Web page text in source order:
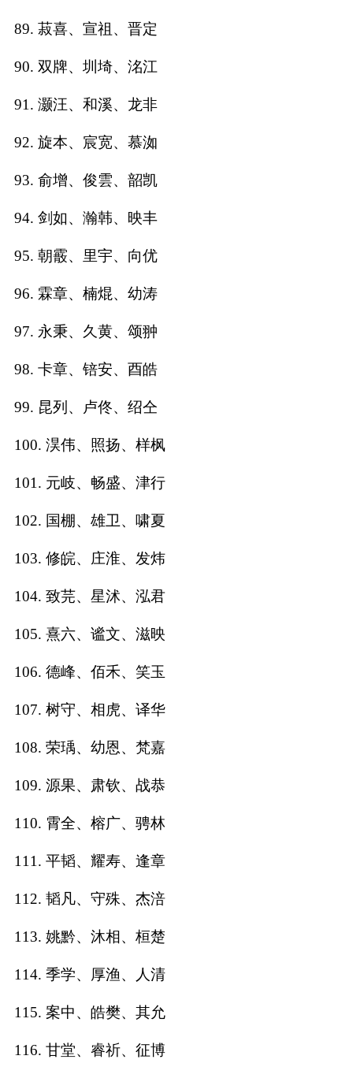
89. 菽喜、宣祖、晋定
90. 双牌、圳埼、洺江
91. 灏汪、和溪、龙非
92. 旋本、宸宽、慕洳
93. 俞增、俊雲、韶凯
94. 剑如、瀚韩、映丰
95. 朝霰、里宇、向优
96. 霖章、楠焜、幼涛
97. 永秉、久黄、颂翀
98. 卡章、锫安、酉皓
99. 昆列、卢佟、绍仝
100. 淏伟、照扬、样枫
101. 元岐、畅盛、津行
102. 国棚、雄卫、啸夏
103. 修皖、庄淮、发炜
104. 致芫、星沭、泓君
105. 熹六、谧文、滋映
106. 德峰、佰禾、笑玉
107. 树守、相虎、译华
108. 荣瑀、幼恩、梵嘉
109. 源果、肃钦、战恭
110. 霄全、榕广、骋林
111. 平韬、耀寿、逢章
112. 韬凡、守殊、杰涪
113. 姚黔、沐相、桓楚
114. 季学、厚渔、人清
115. 案中、皓樊、其允
116. 甘堂、睿祈、征博